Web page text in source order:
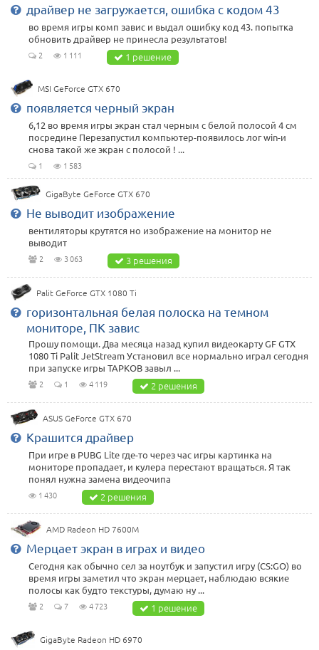
драйвер не загружается, ошибка с кодом 43
во время игры комп завис и выдал ошибку код 43. попытка
обновить драйвер не принесла результатов!
2 1 111 1 решение
MSI GeForce GTX 670
появляется черный экран
6,12 во время игры экран стал черным с белой полосой 4 см
посредине Перезапустил компьютер-появилось лог win-и
снова такой же экран с полосой ! ...
1 1 583
GigaByte GeForce GTX 670
Не выводит изображение
вентиляторы крутятся но изображение на монитор не
выводит
2 3 063 3 решения
Palit GeForce GTX 1080 Ti
горизонтальная белая полоска на темном
мониторе, ПК завис
Прошу помощи. Два месяца назад купил видеокарту GF GTX
1080 Ti Palit JetStream Установил все нормально играл сегодня
при запуске игры ТАРКОВ завыл ...
2 1 4 119 2 решения
ASUS GeForce GTX 670
Крашится драйвер
При игре в PUBG Lite где-то через час игры картинка на
мониторе пропадает, и кулера перестают вращаться. Я так
понял нужна замена видеочипа
1 430 2 решения
AMD Radeon HD 7600M
Мерцает экран в играх и видео
Сегодня как обычно сел за ноутбук и запустил игру (CS:GO) во
время игры заметил что экран мерцает, наблюдаю всякие
полосы как будто текстуры, думаю ну ...
2 7 4 723 1 решение
GigaByte Radeon HD 6970